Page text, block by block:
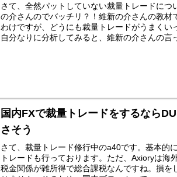
さて、全然パットしていない裁量トレードにつ
の介さんのでバッチリ？！維新の介さんの教材
わけですが、どうにも裁量トレードがうまくい
自分なりに分析してみると、維新の介さんの言
国内FXで裁量トレードをするなら
さそう
さて、裁量トレード修行中のa40です。基本的
トレードも行っております。ただ、Axioryは海
税金関係が雑所得で総合課税なんですね。損を